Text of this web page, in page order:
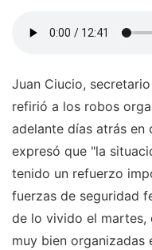
Juan Ciucio,
refirió a los robos
adelante días atrás en
expresó que "la
tenido un refuerzo
fuerzas de seguridad
de lo vivido el martes,
muy bien organizadas